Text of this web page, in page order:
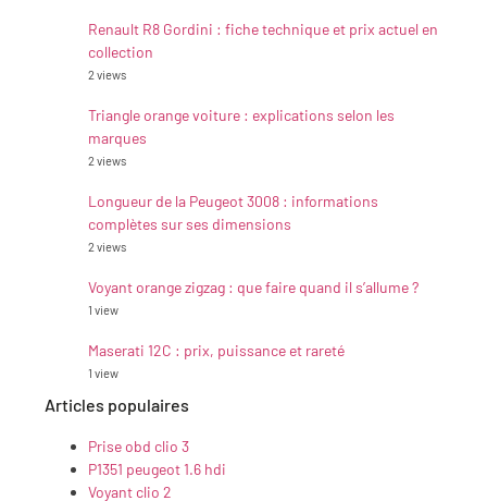
Renault R8 Gordini : fiche technique et prix actuel en
collection
2 views
Triangle orange voiture : explications selon les
marques
2 views
Longueur de la Peugeot 3008 : informations
complètes sur ses dimensions
2 views
Voyant orange zigzag : que faire quand il s’allume ?
1 view
Maserati 12C : prix, puissance et rareté
1 view
Articles populaires
Prise obd clio 3
P1351 peugeot 1.6 hdi
Voyant clio 2